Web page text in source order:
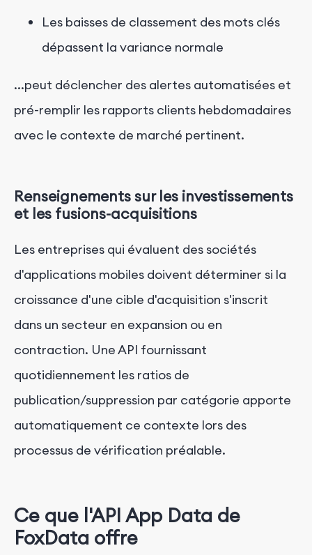
Les baisses de classement des mots clés
dépassent la variance normale
...peut déclencher des alertes automatisées et
pré-remplir les rapports clients hebdomadaires
avec le contexte de marché pertinent.
Renseignements sur les investissements
et les fusions-acquisitions
Les entreprises qui évaluent des sociétés
d'applications mobiles doivent déterminer si la
croissance d'une cible d'acquisition s'inscrit
dans un secteur en expansion ou en
contraction. Une API fournissant
quotidiennement les ratios de
publication/suppression par catégorie apporte
automatiquement ce contexte lors des
processus de vérification préalable.
Ce que l'API App Data de
FoxData offre